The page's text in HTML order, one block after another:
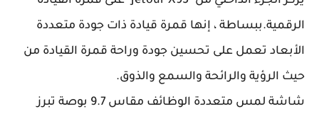
الرقمية.ببساطة ، إنها قمرة قيادة ذات جودة متعددة
الأبعاد تعمل على تحسين جودة وراحة قمرة القيادة من
حيث الرؤية والرائحة والسمع والذوق.
شاشة لمس متعددة الوظائف مقاس 9.7 بوصة تبرز